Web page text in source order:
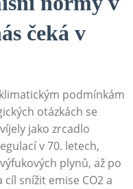
čeká v
podmínkám
otázkách se
jako zrcadlo
v 70. letech,⁤
plynů, až po
snížit emise ⁤CO2 a